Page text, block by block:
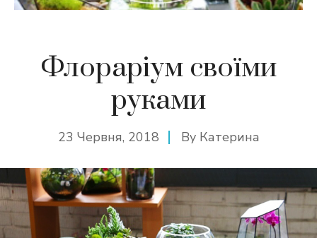
Флораріум своїми
руками
23 Червня, 2018 By Катерина